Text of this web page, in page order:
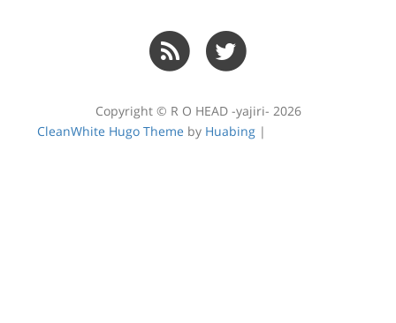
Copyright © R O HEAD -yajiri- 2026
CleanWhite Hugo Theme by Huabing|